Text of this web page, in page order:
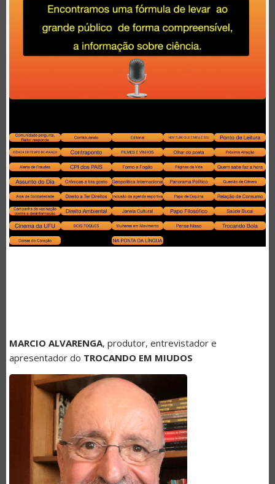
MARCIO ALVARENGA, produtor, entrevistador e
apresentador do TROCANDO EM MIUDOS